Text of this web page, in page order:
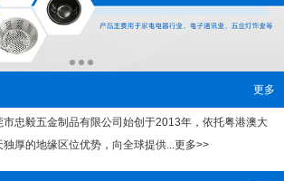
更多
毅五金制品有限公司始创于2013年，依托粤港澳大
独厚的地缘区位优势，向全球提供...更多>>